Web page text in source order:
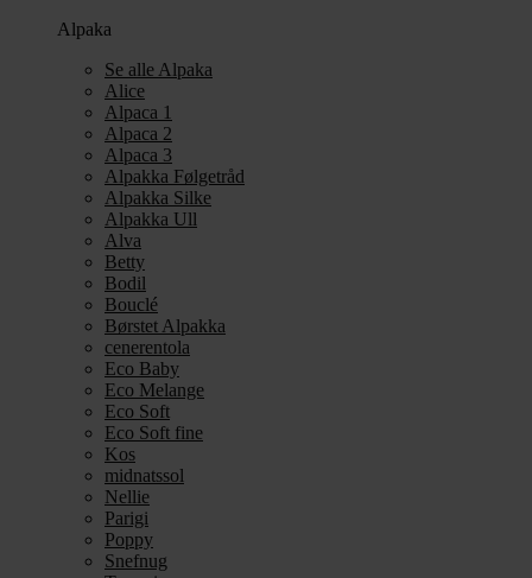
Alpaka
Se alle Alpaka
Alice
Alpaca 1
Alpaca 2
Alpaca 3
Alpakka Følgetråd
Alpakka Silke
Alpakka Ull
Alva
Betty
Bodil
Bouclé
Børstet Alpakka
cenerentola
Eco Baby
Eco Melange
Eco Soft
Eco Soft fine
Kos
midnatssol
Nellie
Parigi
Poppy
Snefnug